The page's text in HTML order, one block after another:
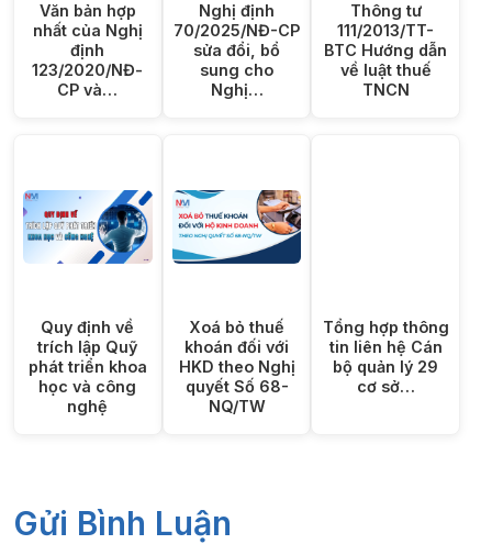
Văn bản hợp
nhất của Nghị
định
123/2020/NĐ-
CP và…
Nghị định
70/2025/NĐ-CP
sửa đổi, bổ
sung cho
Nghị…
Thông tư
111/2013/TT-
BTC Hướng dẫn
về luật thuế
TNCN
Quy định về
trích lập Quỹ
phát triển khoa
học và công
nghệ
Xoá bỏ thuế
khoán đối với
HKD theo Nghị
quyết Số 68-
NQ/TW
Tổng hợp thông
tin liên hệ Cán
bộ quản lý 29
cơ sở…
Gửi Bình Luận